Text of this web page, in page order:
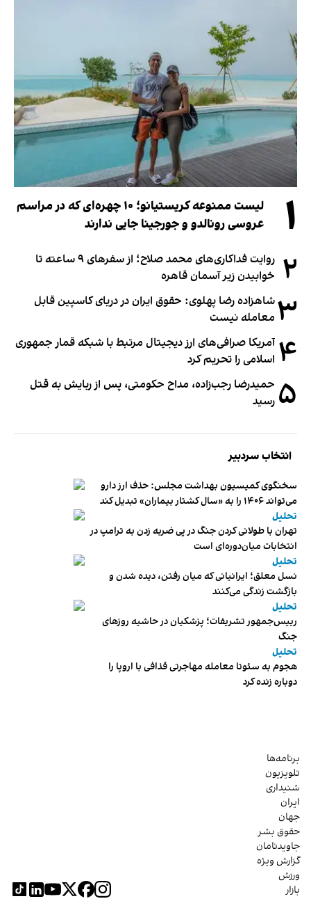
۱
لیست ممنوعه کریستیانو؛ ۱۰ چهره‌ای که در مراسم
عروسی رونالدو و جورجینا جایی ندارند
۲
روایت فداکاری‌های محمد صلاح؛ از سفرهای ۹ ساعته تا
خوابیدن زیر آسمان قاهره
۳شاهزاده رضا پهلوی: حقوق ایران در دریای کاسپین قابل
معامله نیست
۴ آمریکا صرافی‌های ارز دیجیتال مرتبط با شبکه قمار جمهوری
اسلامی را تحریم کرد
۵ حمیدرضا رجب‌زاده، مداح حکومتی، پس از ربایش به قتل
رسید
انتخاب سردبیر
سخنگوی کمیسیون بهداشت مجلس: حذف ارز دارو
می‌تواند ۱۴۰۶ را به «سال کشتار بیماران» تبدیل کند
تحلیل
تهران با طولانی کردن جنگ در پی ضربه زدن به ترامپ در
انتخابات میان‌دوره‌ای است
تحلیل
نسل معلق؛ ایرانیانی که میان رفتن، دیده شدن و
بازگشت زندگی می‌کنند
تحلیل
رییس‌جمهور تشریفات؛ پزشکیان در حاشیه روزهای
جنگ
تحلیل
هجوم به سئوتا معامله مهاجرتی قذافی با اروپا را
دوباره زنده کرد
برنامه‌ها
تلویزیون
شنیداری
ایران
جهان
حقوق بشر
جاویدنامان
گزارش ویژه
ورزش
بازار